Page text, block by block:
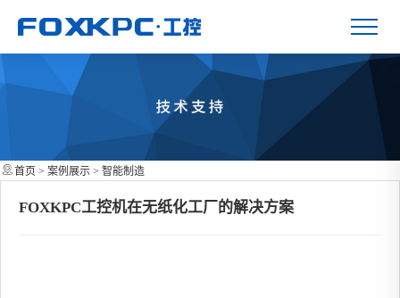
首页 > 案例展示 > 智能制造
FOXKPC工控机在无纸化工厂的解决方案